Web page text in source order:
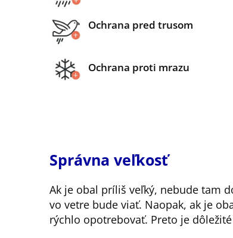
Ochrana pred trusom
Ochrana proti mrazu
Správna veľkosť
Ak je obal príliš veľký, nebude tam
vo vetre bude viať. Naopak, ak je
rýchlo opotrebovať. Preto je